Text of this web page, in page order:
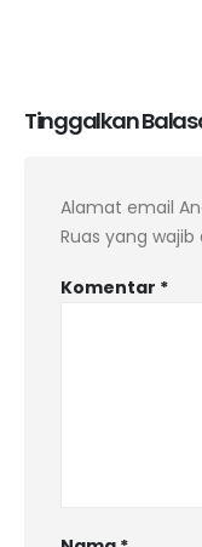
Tinggalkan
Alamat email
Ruas yang
Komentar *